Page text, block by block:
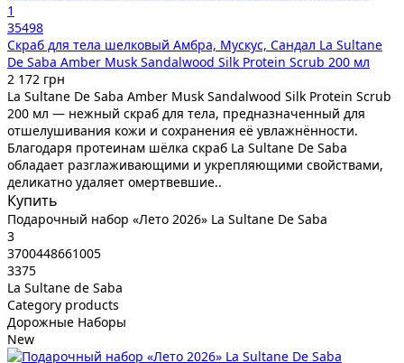
1
35498
Скраб для тела шелковый Амбра, Мускус, Сандал La Sultane
De Saba Amber Musk Sandalwood Silk Protein Scrub 200 мл
2 172 грн
La Sultane De Saba Amber Musk Sandalwood Silk Protein Scrub
200 мл — нежный скраб для тела, предназначенный для
отшелушивания кожи и сохранения её увлажнённости.
Благодаря протеинам шёлка скраб La Sultane De Saba
обладает разглаживающими и укрепляющими свойствами,
деликатно удаляет омертвевшие..
Купить
Подарочный набор «Лето 2026» La Sultane De Saba
3
3700448661005
3375
La Sultane de Saba
Category products
Дорожные Наборы
New